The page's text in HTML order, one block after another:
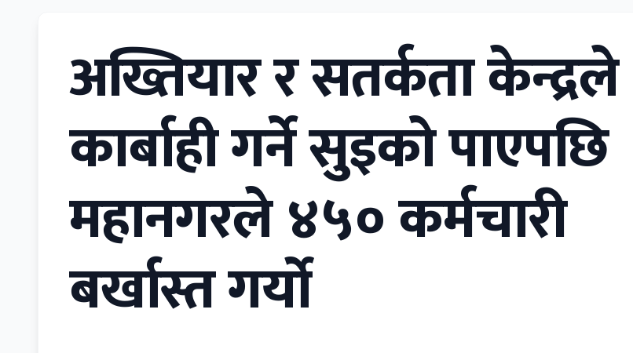
अख्तियार र सतर्कता केन्द्रले
कार्बाही गर्ने सुइको पाएपछि
महानगरले ४५० कर्मचारी
बर्खास्त गर्यो